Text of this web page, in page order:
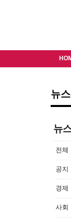
뉴
뉴
전체
공지
경제
사회